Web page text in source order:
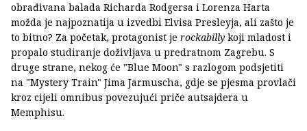
obrađivana balada Richarda Rodgersa i Lorenza Harta
možda je najpoznatija u izvedbi Elvisa Presleyja, ali zašto je
to bitno? Za početak, protagonist je rockabilly koji mladost i
propalo studiranje doživljava u predratnom Zagrebu. S
druge strane, nekog će "Blue Moon" s razlogom podsjetiti
na "Mystery Train" Jima Jarmuscha, gdje se pjesma provlači
kroz cijeli omnibus povezujući priče autsajdera u
Memphisu.